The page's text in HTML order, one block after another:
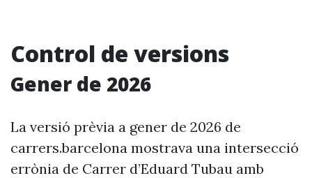
Control de versions
Gener de 2026
La versió prèvia a gener de 2026 de
carrers.barcelona mostrava una intersecció
errònia de Carrer d’Eduard Tubau amb